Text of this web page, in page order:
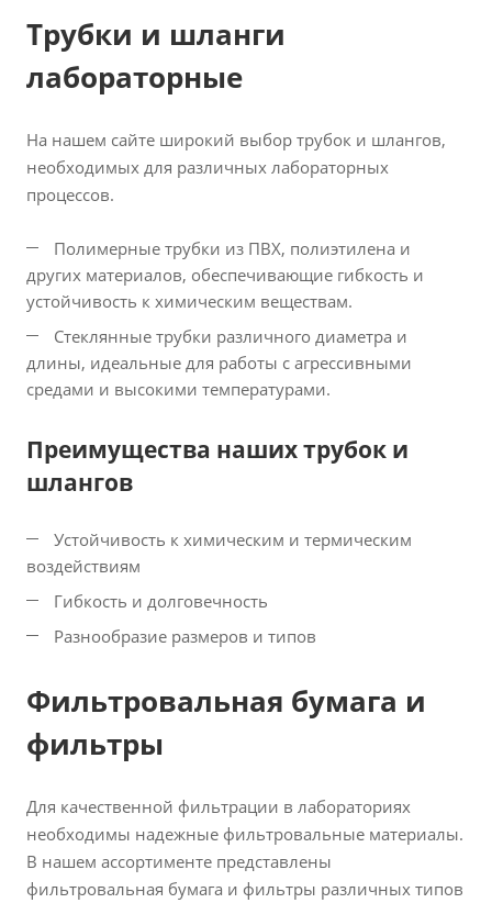
Трубки и шланги
лабораторные
На нашем сайте широкий выбор трубок и шлангов,
необходимых для различных лабораторных
процессов.
Полимерные трубки из ПВХ, полиэтилена и
других материалов, обеспечивающие гибкость и
устойчивость к химическим веществам.
Стеклянные трубки различного диаметра и
длины, идеальные для работы с агрессивными
средами и высокими температурами.
Преимущества наших трубок и
шлангов
Устойчивость к химическим и термическим
воздействиям
Гибкость и долговечность
Разнообразие размеров и типов
Фильтровальная бумага и
фильтры
Для качественной фильтрации в лабораториях
необходимы надежные фильтровальные материалы.
В нашем ассортименте представлены
фильтровальная бумага и фильтры различных типов